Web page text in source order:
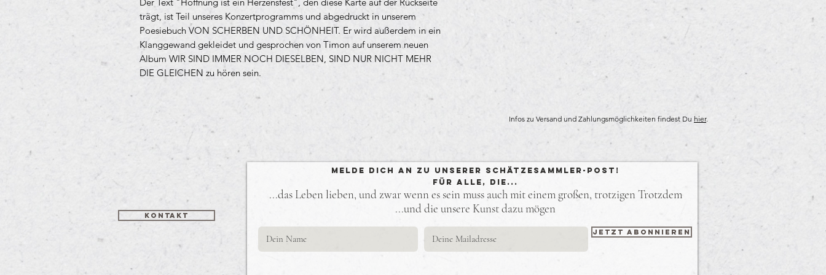
trägt, ist Teil unseres Konzertprogramms und abgedruckt in unserem
Poesiebuch VON SCHERBEN UND SCHÖNHEIT. Er wird außerdem in ein
Klanggewand gekleidet und gesprochen von Timon auf unserem neuen
Album WIR SIND IMMER NOCH DIESELBEN, SIND NUR NICHT MEHR
DIE GLEICHEN zu hören sein.
Infos zu Versand und Zahlungsmöglichkeiten findest Du hier.
Kontakt
Melde Dich an zu unserer Schätzesammler-Post!
Für alle, die...
...das Leben lieben, und zwar wenn es sein muss auch mit einem großen, trotzigen Trotzdem
...und die unsere Kunst dazu mögen
Jetzt abonnieren